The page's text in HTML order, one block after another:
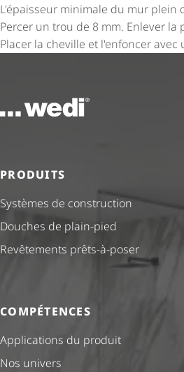
L'épaisseur minimale du mur plein
Percer un trou de 8 mm. Enlever la
Placer la cheville et l'enfoncer avec
Vers la page d'accueil
PRODUITS
Systèmes de construction
Douches de plain-pied
Revêtements prêts-à-poser
COMPÉTENCES
Applications du produit
Nos univers